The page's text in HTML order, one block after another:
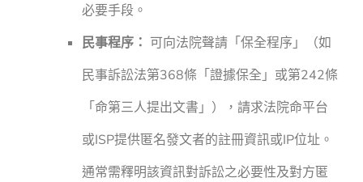
必要手段。
民事程序： 可向法院聲請「保全程序」（如
民事訴訟法第368條「證據保全」或第242條
「命第三人提出文書」），請求法院命平台
或ISP提供匿名發文者的註冊資訊或IP位址。
通常需釋明該資訊對訴訟之必要性及對方匿